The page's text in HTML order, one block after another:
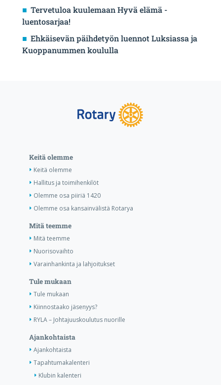
Tervetuloa kuulemaan Hyvä elämä -
luentosarjaa!
Ehkäisevän päihdetyön luennot Luksiassa ja
Kuoppanummen koululla
Keitä olemme
Keitä olemme
Hallitus ja toimihenkilöt
Olemme osa piiriä 1420
Olemme osa kansainvälistä Rotarya
Mitä teemme
Mitä teemme
Nuorisovaihto
Varainhankinta ja lahjoitukset
Tule mukaan
Tule mukaan
Kiinnostaako jäsenyys?
RYLA – Johtajuuskoulutus nuorille
Ajankohtaista
Ajankohtaista
Tapahtumakalenteri
Klubin kalenteri